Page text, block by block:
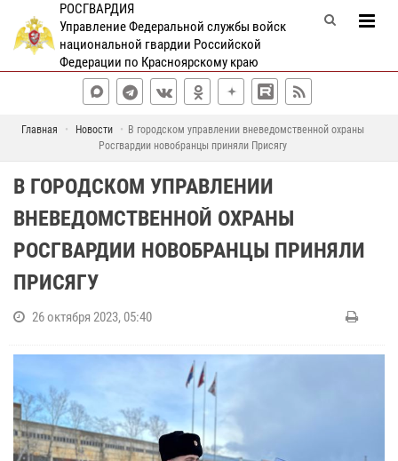
РОСГВАРДИЯ
Управление Федеральной службы войск
национальной гвардии Российской
Федерации по Красноярскому краю
Главная Новости
В городском управлении вневедомственной охраны
Росгвардии новобранцы приняли Присягу
В ГОРОДСКОМ УПРАВЛЕНИИ
ВНЕВЕДОМСТВЕННОЙ ОХРАНЫ
РОСГВАРДИИ НОВОБРАНЦЫ ПРИНЯЛИ
ПРИСЯГУ
26 октября 2023, 05:40